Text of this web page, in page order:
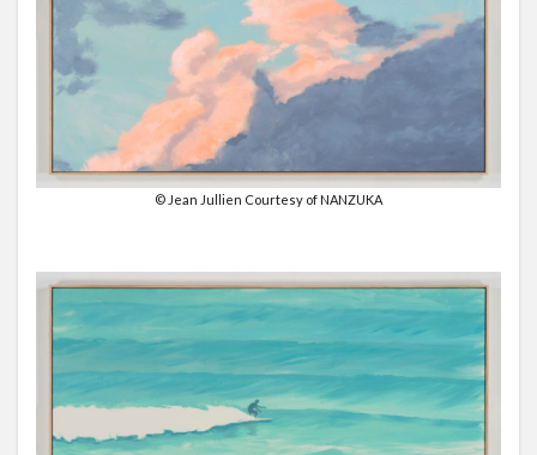
© Jean Jullien Courtesy of NANZUKA